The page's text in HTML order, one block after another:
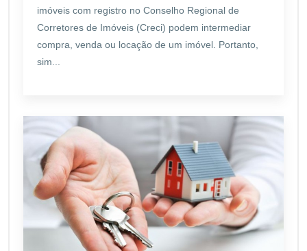
imóveis com registro no Conselho Regional de
Corretores de Imóveis (Creci) podem intermediar
compra, venda ou locação de um imóvel. Portanto,
sim...